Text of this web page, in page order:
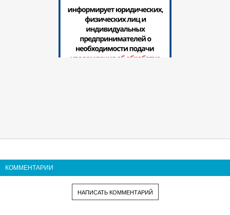
КОММЕНТАРИИ
НАПИСАТЬ КОММЕНТАРИЙ